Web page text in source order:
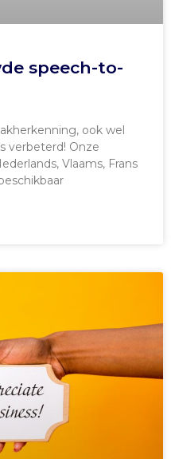
speech-to-
ook wel
verbeterd! Onze
Vlaams, Frans